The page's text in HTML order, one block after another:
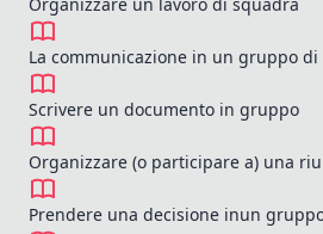
La communicazione in un gruppo di
Scrivere un documento in gruppo
Organizzare (o participare a) una
Prendere una decisione inun